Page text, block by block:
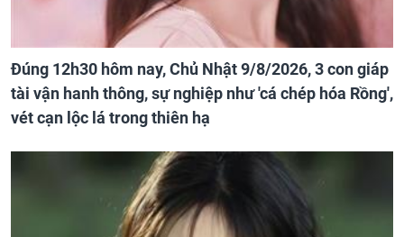
Đúng 12h30 hôm nay, Chủ Nhật 9/8/2026, 3 con giáp
tài vận hanh thông, sự nghiệp như 'cá chép hóa Rồng',
vét cạn lộc lá trong thiên hạ